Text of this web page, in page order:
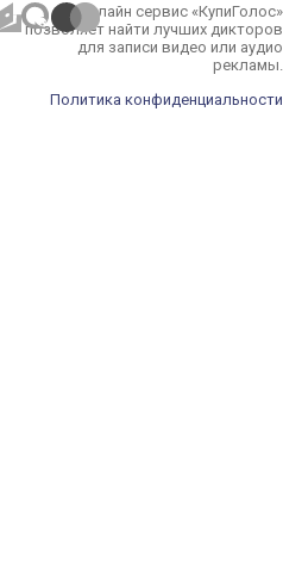
Онлайн сервис «КупиГолос»
позволяет найти лучших дикторов
для записи видео или аудио
рекламы.
Политика конфиденциальности